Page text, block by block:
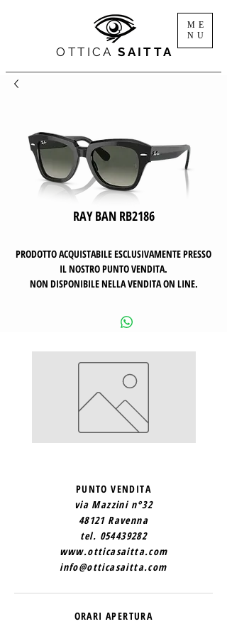
OTTICASAITTA
ME
NU
RAY BAN RB2186
PRODOTTO ACQUISTABILE ESCLUSIVAMENTE PRESSO
IL NOSTRO PUNTO VENDITA.
NON DISPONIBILE NELLA VENDITA ON LINE.
PUNTO VENDITA
via Mazzini n°32
48121 Ravenna
tel. 054439282
www.otticasaitta.com
info@otticasaitta.com
ORARI APERTURA